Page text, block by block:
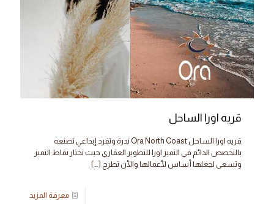
قريه اورا الساحل
قريه اورا الساحل Ora North Coast ندرة وتفرد إبداعي تصنعه
بالتخصص الدائم في التميز اورا للتطوير العقاري حيث تختار نقاط التميز
وتسعى لجعلها أساس لأعمالها والأن تطرح […]
معرفة المزيد